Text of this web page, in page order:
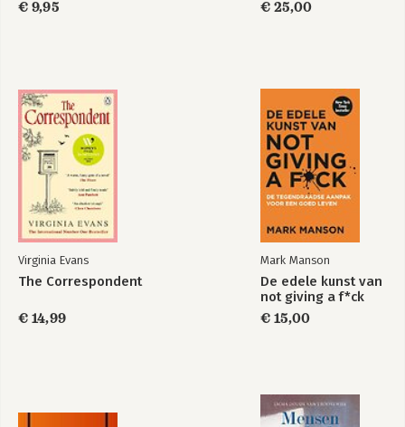
€ 9,95 € 25,00
Virginia Evans
The Correspondent
€ 14,99
Mark Manson
De edele kunst van
not giving a f*ck
€ 15,00